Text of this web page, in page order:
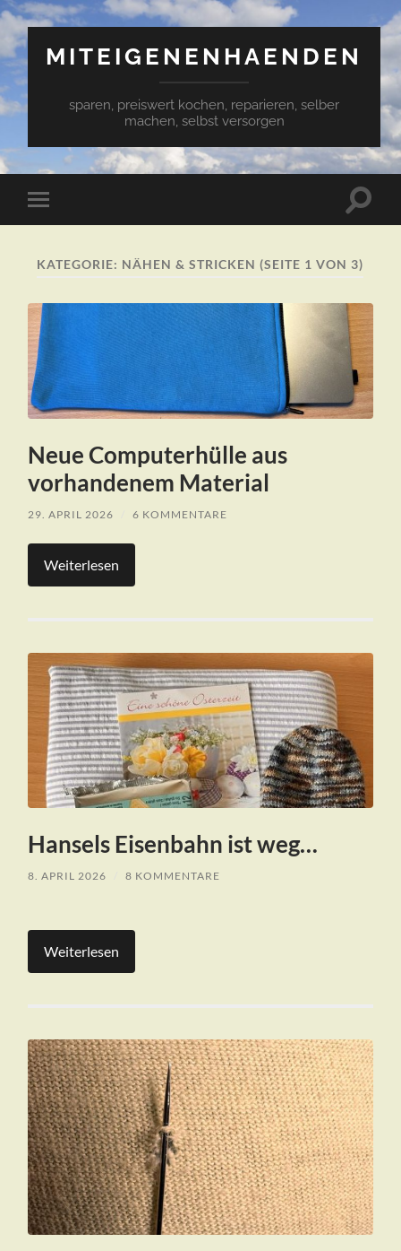
MITEIGENENHAENDEN
sparen, preiswert kochen, reparieren, selber
machen, selbst versorgen
Mobile-
Menü
KATEGORIE: NÄHEN & STRICKEN (SEITE 1 VON 3)
Neue Computerhülle aus
vorhandenem Material
29. APRIL 2026 6 KOMMENTARE
Weiterlesen
Hansels Eisenbahn ist weg…
8. APRIL 2026 8 KOMMENTARE
Weiterlesen